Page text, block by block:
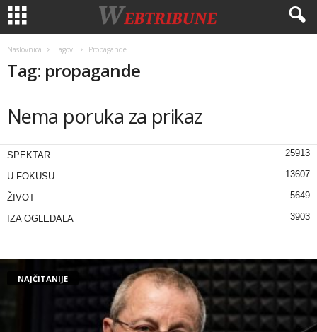
Naslovnica Tagovi Propagande
Tag: propagande
Nema poruka za prikaz
SPEKTAR 25913
U FOKUSU 13607
ŽIVOT 5649
IZA OGLEDALA 3903
NAJČITANIJE